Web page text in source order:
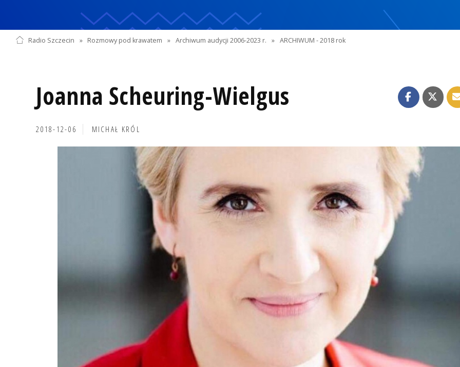
Radio Szczecin » Rozmowy pod krawatem » Archiwum audycji 2006-2023 r. » ARCHIWUM - 2018 rok
Joanna Scheuring-Wielgus
2018-12-06 MICHAŁ KRÓL